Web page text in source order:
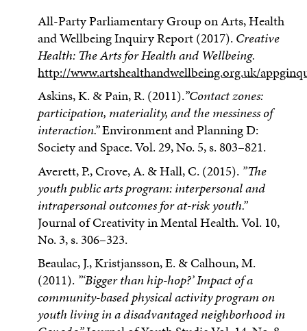
All-Party Parliamentary Group on Arts, Health
and Wellbeing Inquiry Report (2017). Creative
Health: The Arts for Health and Wellbeing.
http://www.artshealthandwellbeing.org.uk/
Askins, K. & Pain, R. (2011).”Contact zones:
participation, materiality, and the messiness of
interaction.”Environment and Planning D:
Society and Space. Vol. 29, No. 5, s. 803–821.
Averett, P., Crove, A. & Hall, C. (2015). ”The
youth public arts program: interpersonal and
intrapersonal outcomes for at-risk youth.”
Journal of Creativity in Mental Health. Vol. 10,
No. 3, s. 306–323.
Beaulac, J., Kristjansson, E. & Calhoun, M.
(2011). ”‘Bigger than hip-hop?’ Impact of a
community-based physical activity program on
youth living in a disadvantaged neighborhood in